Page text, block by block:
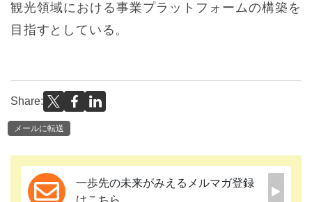
観光領域における事業プラットフォームの構築を
目指すとしている。
Share:
メールに転送
一歩先の未来がみえるメルマガ登録
はこちら